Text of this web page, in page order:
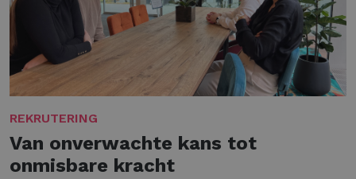
REKRUTERING
Van onverwachte kans tot
onmisbare kracht